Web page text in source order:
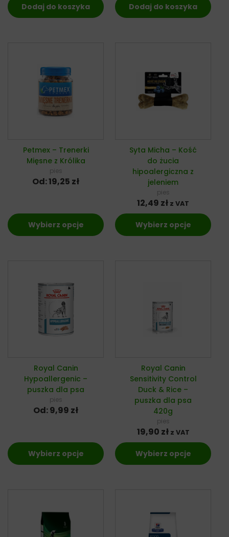
Dodaj do koszyka Dodaj do koszyka
Petmex – Trenerki
Mięsne z Królika
pies
Od:19,25 zł
Wybierz opcje
Syta Micha – Kość
do żucia
hipoalergiczna z
jeleniem
pies
12,49 zł z VAT
Wybierz opcje
Royal Canin
Hypoallergenic –
puszka dla psa
pies
Od:9,99 zł
Wybierz opcje
Royal Canin
Sensitivity Control
Duck & Rice –
puszka dla psa
420g
pies
19,90 zł z VAT
Wybierz opcje